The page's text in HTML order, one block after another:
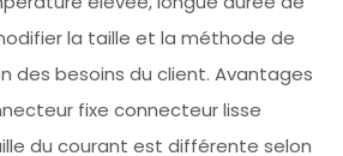
la taille et la méthode de
des besoins du client. Avantages
fixe connecteur lisse
du courant est différente selon